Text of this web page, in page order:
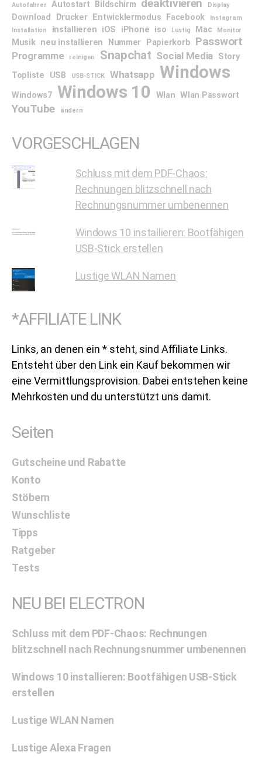
Autofahrer
Autostart Bildschirm deaktivieren Display
Download Drucker Entwicklermodus Facebook
Instagram
Installation
installieren iOS iPhone iso Lustig Mac Monitor
Musik neu installieren Nummer Papierkorb Passwort
Programme reinigen Snapchat Social Media Story
Topliste
USB USB-STICK Whatsapp Windows
Windows7 Windows 10 Wlan Wlan Passwort
YouTube ändern
VORGESCHLAGEN
Schluss mit dem PDF-Chaos:
Rechnungen blitzschnell nach
Rechnungsnummer umbenennen
Windows 10 installieren: Bootfähigen
USB-Stick erstellen
Lustige WLAN Namen
*AFFILIATE LINK
Links, an denen ein * steht, sind Affiliate Links.
Entsteht über den Link ein Kauf bekommen wir
eine Vermittlungsprovision. Dabei entstehen keine
Mehrkosten und du unterstützt uns damit.
Seiten
Gutscheine und Rabatte
Konto
Stöbern
Wunschliste
Tipps
Ratgeber
Tests
NEU BEI ELECTRON
Schluss mit dem PDF-Chaos: Rechnungen
blitzschnell nach Rechnungsnummer umbenennen
Windows 10 installieren: Bootfähigen USB-Stick
erstellen
Lustige WLAN Namen
Lustige Alexa Fragen